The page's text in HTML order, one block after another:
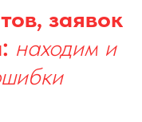
заявок
находим и